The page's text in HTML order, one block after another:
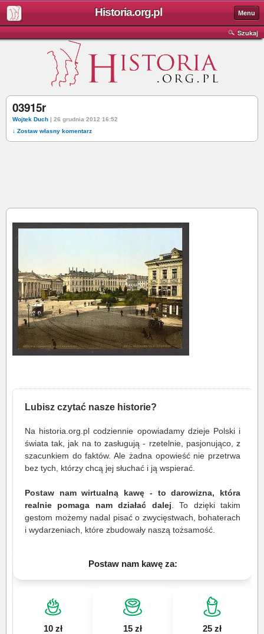
Historia.org.pl Menu
Szukaj
03915r
Wojtek Duch | 26 grudnia 2012 16:52
↓ Zostaw własny komentarz
Lubisz czytać nasze historie?
Na historia.org.pl codziennie opowiadamy dzieje Polski i
świata tak, jak na to zasługują - rzetelnie, pasjonująco, z
szacunkiem do faktów. Ale żadna opowieść nie przetrwa
bez tych, którzy chcą jej słuchać i ją wspierać.
Postaw nam wirtualną kawę - to darowizna, która
realnie pomaga nam działać dalej . To dzięki takim
gestom możemy nadal pisać o zwycięstwach, bohaterach
i wydarzeniach, które zbudowały naszą tożsamość.
Postaw nam kawę za:
10 zł 15 zł 25 zł